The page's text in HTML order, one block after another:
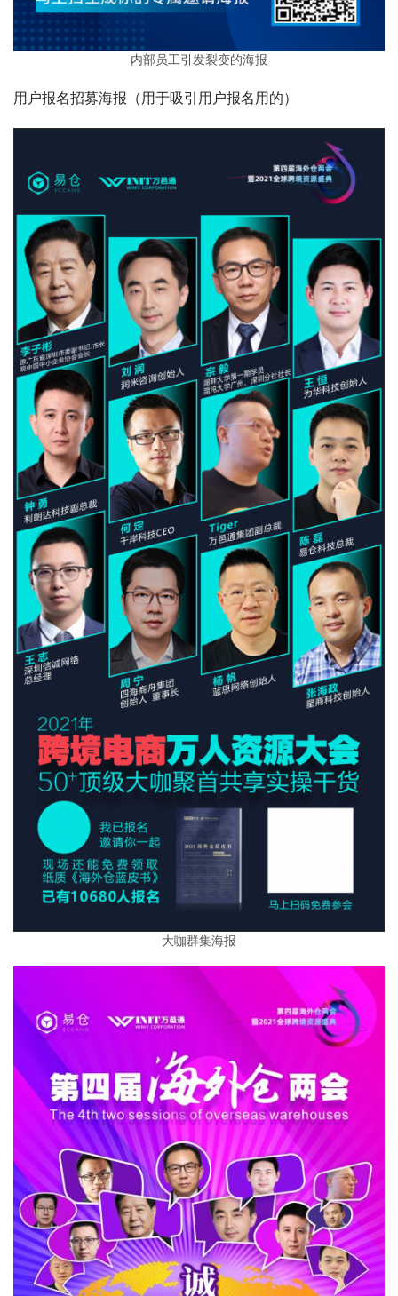
内部员工引发裂变的海报
用户报名招募海报（用于吸引用户报名用的）
大咖群集海报